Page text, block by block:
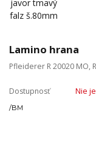
Lamino hrana
Pfleiderer R 20020 MO,
Dostupnosť Nie
/BM